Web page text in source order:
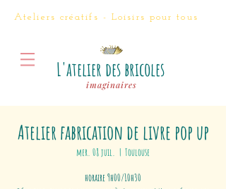
Ateliers créatifs - Loisirs pour tous
L'atelier des bricoles
imaginaires
Atelier fabrication de livre pop up
mer. 08 juil.
  |
Toulouse
horaire 9h00/10h30